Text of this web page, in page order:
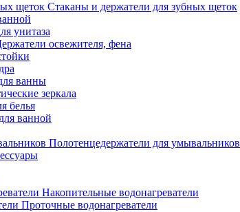
Стаканы и держатели для зубных щеток
унитаза
освежителя, фена
ванны
зеркала
белья
ванной
Полотенцедержатели для умывальников
Накопительные водонагреватели
Проточные водонагреватели